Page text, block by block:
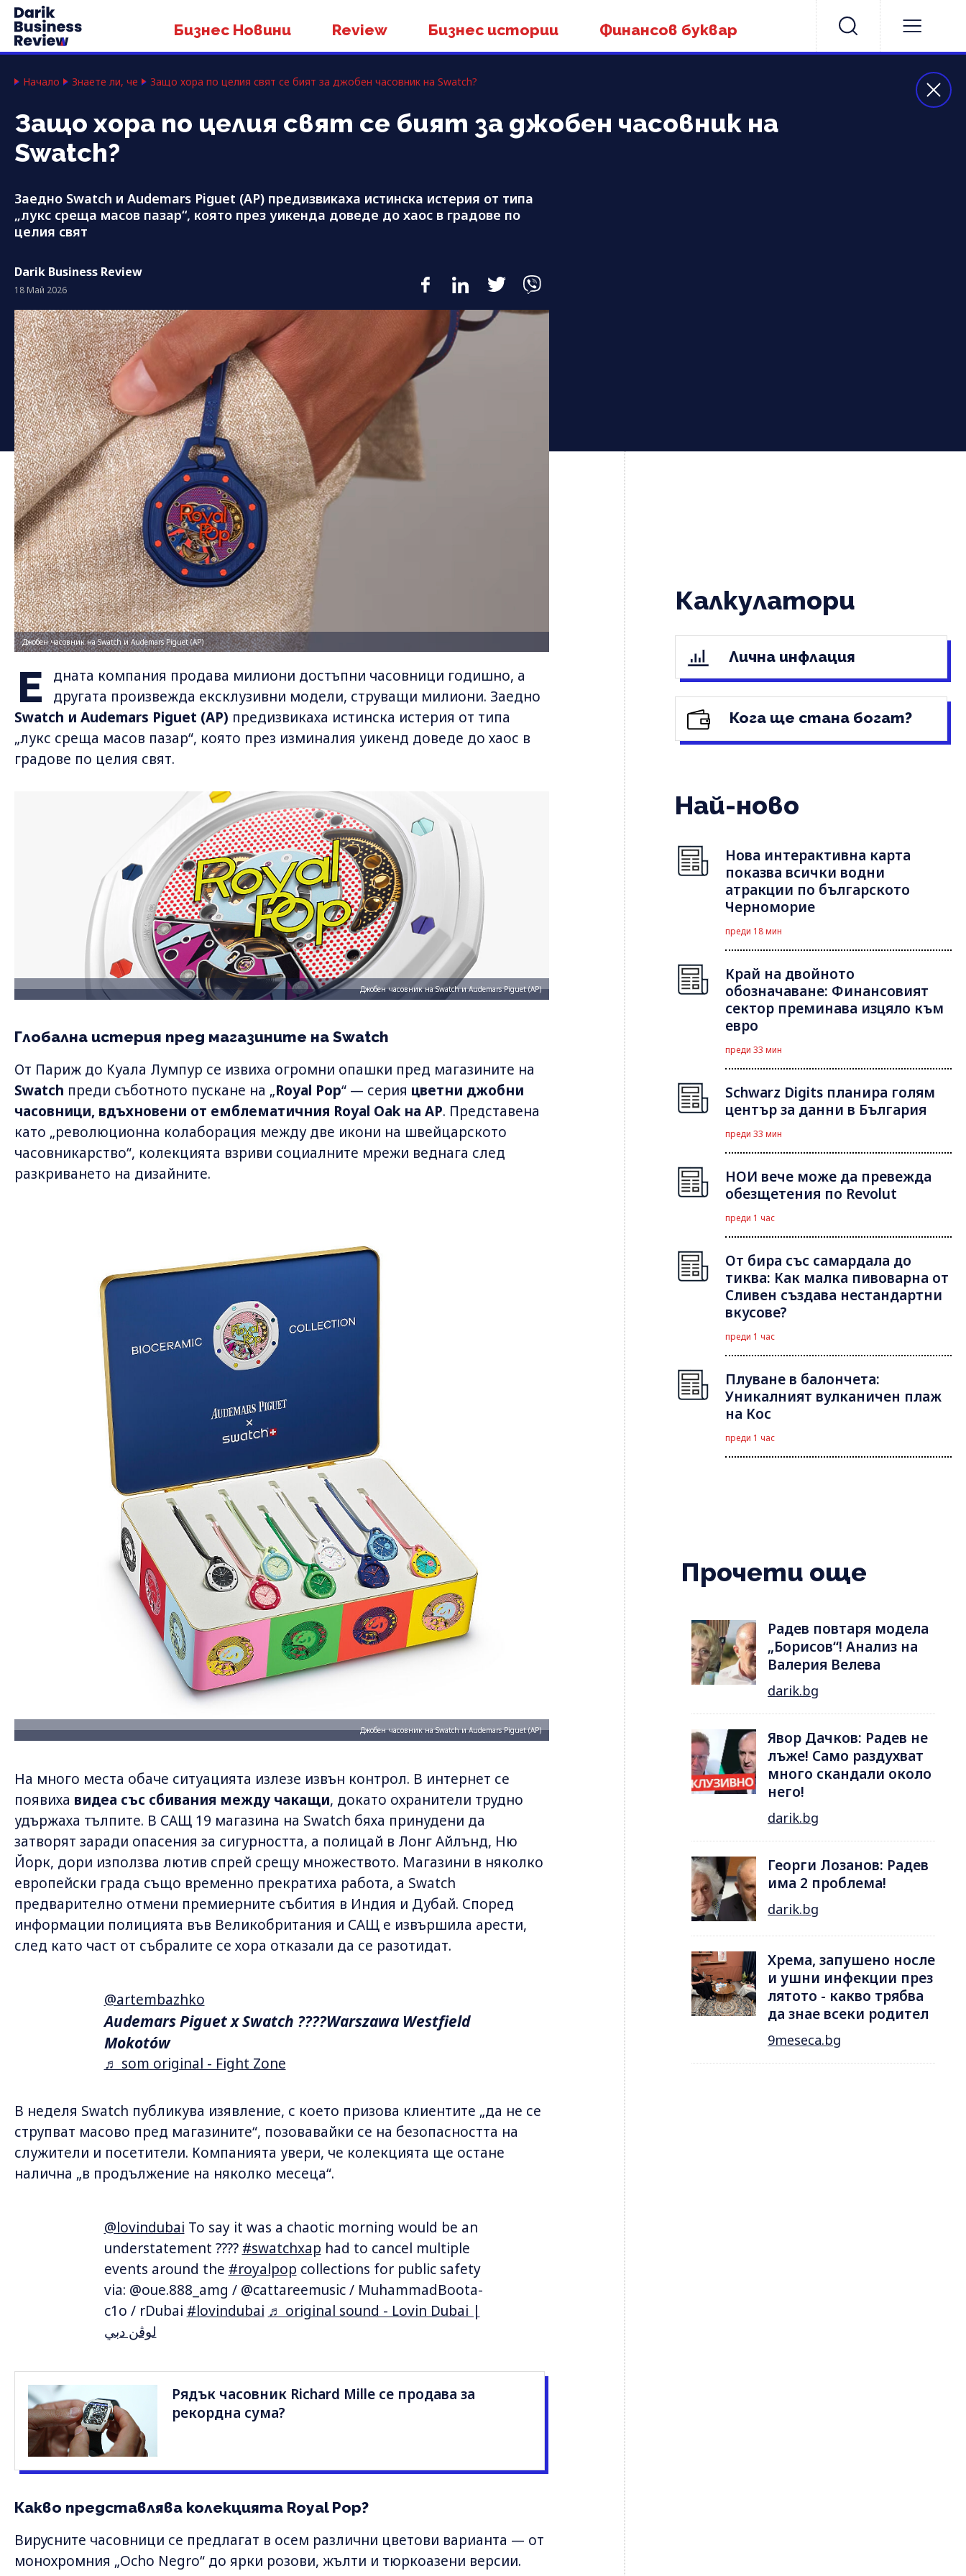
Бизнес Новини Review Бизнес истории Финансов буквар
Начало Знаете ли, че Защо хора по целия свят се бият за джобен часовник на Swatch?
Защо хора по целия свят се бият за джобен часовник на
Swatch?
Заедно Swatch и Audemars Piguet (AP) предизвикаха истинска истерия от типа
„лукс среща масов пазар“, която през уикендa доведе до хаос в градове по
целия свят
Darik Business Review
18 Май 2026
Джобен часовник на Swatch и Audemars Piguet (AP)
Е
дната компания продава милиони достъпни часовници годишно, а
другата произвежда ексклузивни модели, струващи милиони. Заедно
Swatch и Audemars Piguet (AP) предизвикаха истинска истерия от типа
„лукс среща масов пазар“, която през изминалия уикенд доведе до хаос в
градове по целия свят.
Джобен часовник на Swatch и Audemars Piguet (AP)
Глобална истерия пред магазините на Swatch
От Париж до Куала Лумпур се извиха огромни опашки пред магазините на
Swatch преди съботното пускане на „Royal Pop“ — серия цветни джобни
часовници, вдъхновени от емблематичния Royal Oak на AP. Представена
като „революционна колаборация между две икони на швейцарското
часовникарство“, колекцията взриви социалните мрежи веднага след
разкриването на дизайните.
Джобен часовник на Swatch и Audemars Piguet (AP)
На много места обаче ситуацията излезе извън контрол. В интернет се
появиха видеа със сбивания между чакащи, докато охранители трудно
удържаха тълпите. В САЩ 19 магазина на Swatch бяха принудени да
затворят заради опасения за сигурността, а полицай в Лонг Айлънд, Ню
Йорк, дори използва лютив спрей срещу множеството. Магазини в няколко
европейски града също временно прекратиха работа, а Swatch
предварително отмени премиерните събития в Индия и Дубай. Според
информации полицията във Великобритания и САЩ е извършила арести,
след като част от събралите се хора отказали да се разотидат.
@artembazhko
Audemars Piguet x Swatch ????Warszawa Westfield
Mokotów
♬ som original - Fight Zone
В неделя Swatch публикува изявление, с което призова клиентите „да не се
струпват масово пред магазините“, позовавайки се на безопасността на
служители и посетители. Компанията увери, че колекцията ще остане
налична „в продължение на няколко месеца“.
@lovindubai To say it was a chaotic morning would be an
understatement ???? #swatchxap had to cancel multiple
events around the #royalpop collections for public safety
via: @oue.888_amg / @cattareemusic / MuhammadBoota-
c1o / rDubai #lovindubai ♬ original sound - Lovin Dubai |
لوڤن دبي
Рядък часовник Richard Mille се продава за
рекордна сума?
Какво представлява колекцията Royal Pop?
Вирусните часовници се предлагат в осем различни цветови варианта — от
монохромния „Ocho Negro“ до ярки розови, жълти и тюркоазени версии.
Калкулатори
Лична инфлация
Кога ще стана богат?
Най-ново
Нова интерактивна карта
показва всички водни
атракции по българското
Черноморие
преди 18 мин
Край на двойното
обозначаване: Финансовият
сектор преминава изцяло към
евро
преди 33 мин
Schwarz Digits планира голям
център за данни в България
преди 33 мин
НОИ вече може да превежда
обезщетения по Revolut
преди 1 час
От бира със самардала до
тиква: Как малка пивоварна от
Сливен създава нестандартни
вкусове?
преди 1 час
Плуване в балончета:
Уникалният вулканичен плаж
на Кос
преди 1 час
Прочети още
Радев повтаря модела
„Борисов“! Анализ на
Валерия Велева
darik.bg
Явор Дачков: Радев не
лъже! Само раздухват
много скандали около
него!
darik.bg
Георги Лозанов: Радев
има 2 проблема!
darik.bg
Хрема, запушено носле
и ушни инфекции през
лятотo - какво трябва
да знае всеки родител
9meseca.bg